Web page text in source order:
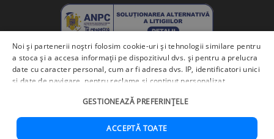
Numar articol: 239211614
Noi și partenerii noștri folosim cookie-uri și tehnologii similare pentru
a stoca și a accesa informații pe dispozitivul dvs. și pentru a prelucra
date cu caracter personal, cum ar fi adresa dvs. IP, identificatori unici
și date de navigare, pentru reclame și conținut personalizat,
îmbunătățirea serviciilor.Furnizori terți (225)pot, de asemenea,
prelucra datele dvs. în aceste și alte scopuri, inclusiv folosind date
precise de geolocalizare și caracteristici ale dispozitivului. Opțiunile
GESTIONEAZĂ PREFERINȚELE
ACCEPTĂ TOATE